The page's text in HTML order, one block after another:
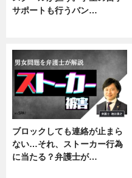
サポートも行うバン…
ブロックしても連絡が止まら
ない…それ、ストーカー行為
に当たる？弁護士が…